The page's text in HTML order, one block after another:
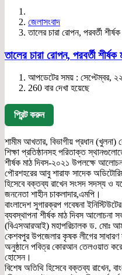
জেলাসংবাদ
তালের চারা রোপন, পরবর্তী
তালের চারা রোপন, পরবর্তী
আপডেটের সময় : সেপ্টেম্বর,
260 বার দেখা হয়েছে
প্রিন্ট করুন
শামীম আখতার, বিভাগীয় প্রধান
শিক্ষা প্রতিষ্ঠানসহ পরিতাক্ত
শীর্ষক মাঠ দিবস-২০২১ উপলক্ষে
পৌরশহরের আবু শারাফ সাদেক
হিসেবে বক্তব্য রাখেন সংসদ সদস্য ও
জননেতা শাহীন চাকলাদার,এমপি।
বাংলাদেশ সুগারক্রপ গবেষনা
ব্যবস্থাপনা শীর্ষক মাঠ দিবস আলোচনা
(বিএসআরআই) মহাপরিচালক ড. মোঃ
কেশবপুর উপজেলার কৃষক লীগের
অনুষ্ঠানে পবিত্র কোরআন তেলওয়াত
হোসেন।
বিশেষ অতিথি হিসেবে বক্তব্য রাখেন,